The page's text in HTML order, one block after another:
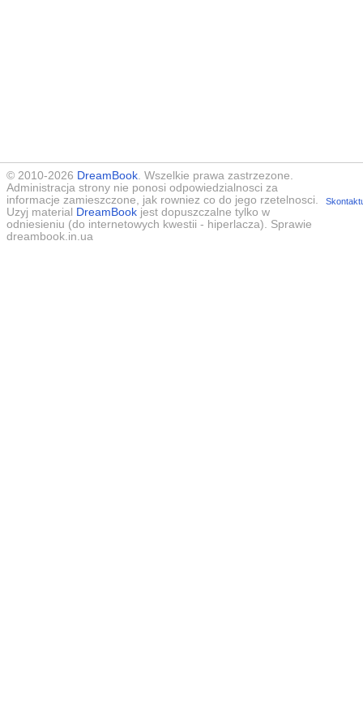
© 2010-2026 DreamBook. Wszelkie prawa zastrzezone.
Administracja strony nie ponosi odpowiedzialnosci za
informacje zamieszczone, jak rowniez co do jego rzetelnosci.
Uzyj material DreamBook jest dopuszczalne tylko w
odniesieniu (do internetowych kwestii - hiperlacza). Sprawie
dreambook.in.ua